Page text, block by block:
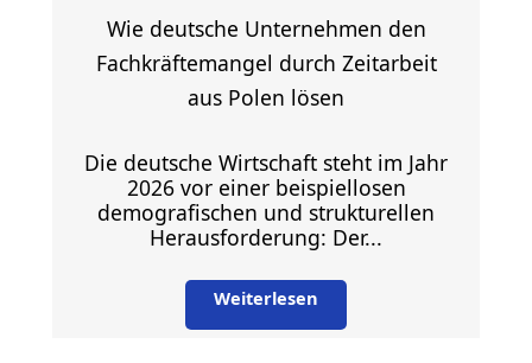
Wie deutsche Unternehmen den
Fachkräftemangel durch Zeitarbeit
aus Polen lösen
Die deutsche Wirtschaft steht im Jahr
2026 vor einer beispiellosen
demografischen und strukturellen
Herausforderung: Der...
Weiterlesen